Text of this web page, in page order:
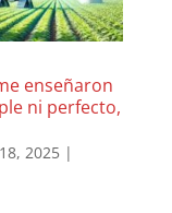
enseñaron
ni perfecto,
2025|